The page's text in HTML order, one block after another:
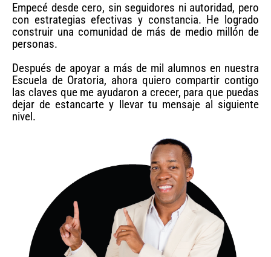
Empecé desde cero, sin seguidores ni autoridad, pero
con estrategias efectivas y constancia. He logrado
construir una comunidad de más de medio millón de
personas.
Después de apoyar a más de mil alumnos en nuestra
Escuela de Oratoria, ahora quiero compartir contigo
las claves que me ayudaron a crecer, para que puedas
dejar de estancarte y llevar tu mensaje al siguiente
nivel.